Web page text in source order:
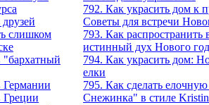
слишком
"бархатный
Германии
Греции
792. Как украсить дом к
Советы для встречи
793. Как распространить
истинный дух Нового
794. Как украсить дом:
елки
795. Как сделать
Снежинка" в стиле